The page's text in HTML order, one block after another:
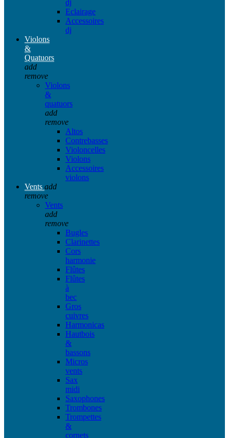
dj
Eclairage
Accessoires
dj
Violons
&
Quatuors
add
remove
Violons
&
quatuors
add
remove
Altos
Contrebasses
Violoncelles
Violons
Accessoires
violons
Vents add
remove
Vents
add
remove
Bugles
Clarinettes
Cors
harmonie
Flûtes
Flûtes
à
bec
Gros
cuivres
Harmonicas
Hautbois
&
bassons
Micros
vents
Sax
midi
Saxophones
Trombones
Trompettes
&
cornets